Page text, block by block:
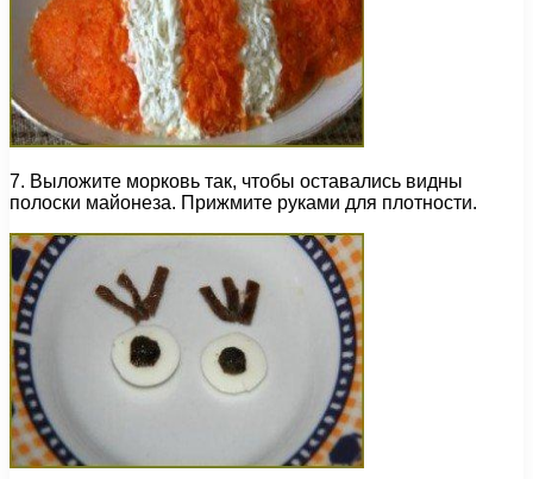
7. Выложите морковь так, чтобы оставались видны
полоски майонеза. Прижмите руками для плотности.